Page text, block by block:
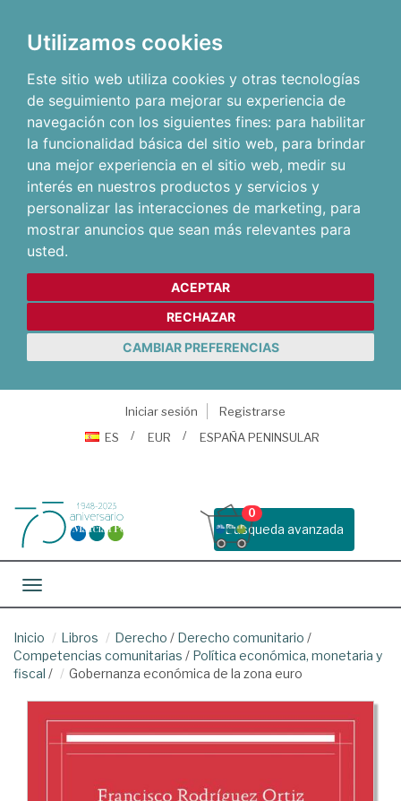
Utilizamos cookies
Este sitio web utiliza cookies y otras tecnologías
de seguimiento para mejorar su experiencia de
navegación con los siguientes fines: para habilitar
la funcionalidad básica del sitio web, para brindar
una mejor experiencia en el sitio web, medir su
interés en nuestros productos y servicios y
personalizar las interacciones de marketing, para
mostrar anuncios que sean más relevantes para
usted.
ACEPTAR
RECHAZAR
CAMBIAR PREFERENCIAS
Iniciar sesión
Registrarse
ES
EUR ESPAÑA PENINSULAR
Busqueda avanzada
0
Toggle navigation
Inicio Libros Derecho / Derecho comunitario /
Competencias comunitarias / Política económica, monetaria y
fiscal / Gobernanza económica de la zona euro